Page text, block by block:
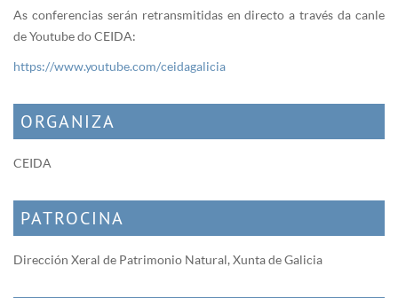
As conferencias serán retransmitidas en directo a través da canle
de Youtube do CEIDA:
https://www.youtube.com/ceidagalicia
ORGANIZA
CEIDA
PATROCINA
Dirección Xeral de Patrimonio Natural, Xunta de Galicia